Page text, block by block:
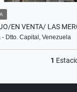
EN VENTA/ LAS
Dtto. Capital, Venezuela
1